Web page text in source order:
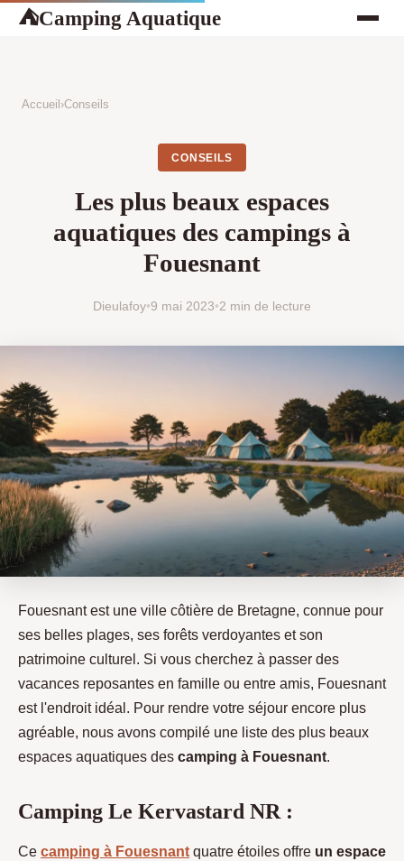
⛺Camping Aquatique
Accueil ›Conseils
CONSEILS
Les plus beaux espaces
aquatiques des campings à
Fouesnant
Dieulafoy•9 mai 2023•2 min de lecture
Fouesnant est une ville côtière de Bretagne, connue pour
ses belles plages, ses forêts verdoyantes et son
patrimoine culturel. Si vous cherchez à passer des
vacances reposantes en famille ou entre amis, Fouesnant
est l'endroit idéal. Pour rendre votre séjour encore plus
agréable, nous avons compilé une liste des plus beaux
espaces aquatiques des camping à Fouesnant.
Camping Le Kervastard NR :
Ce camping à Fouesnant quatre étoiles offre un espace